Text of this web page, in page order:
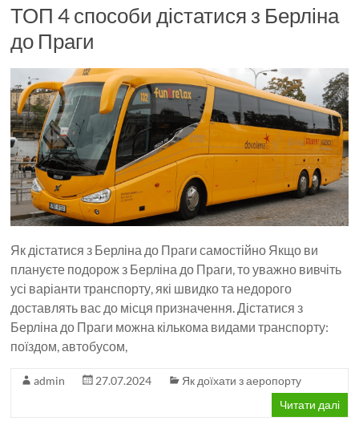
ТОП 4 способи дістатися з Берліна
до Праги
Як дістатися з Берліна до Праги самостійно Якщо ви
плануєте подорож з Берліна до Праги, то уважно вивчіть
усі варіанти транспорту, які швидко та недорого
доставлять вас до місця призначення. Дістатися з
Берліна до Праги можна кількома видами транспорту:
поїздом, автобусом,
admin 27.07.2024
Як доїхати з аеропорту
Читати далі